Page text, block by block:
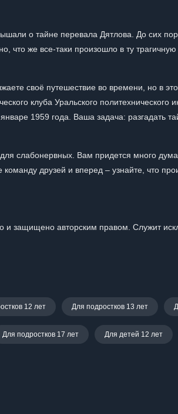
о тайне перевала Дятлова. До сих
что же все-таки произошло в ту
своё путешествие во времени, но в
клуба Уральского политехнического
1959 года. Ваша задача: разгадать
слабонервных. Вам придется много
команду друзей и вперед – узнайте, что
и защищено авторским правом. Служит
12 лет Для подростков 13 лет
Для подростков 17 лет Для детей 12 лет